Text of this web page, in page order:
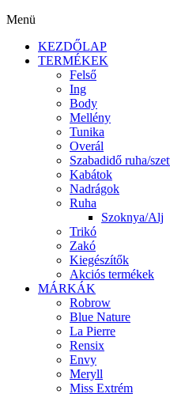
Menü
KEZDŐLAP
TERMÉKEK
Felső
Ing
Body
Mellény
Tunika
Overál
Szabadidő ruha/
Kabátok
Nadrágok
Ruha
Szoknya/Alj
Trikó
Zakó
Kiegészítők
Akciós termékek
MÁRKÁK
Robrow
Blue Nature
La Pierre
Rensix
Envy
Meryll
Miss Extrém